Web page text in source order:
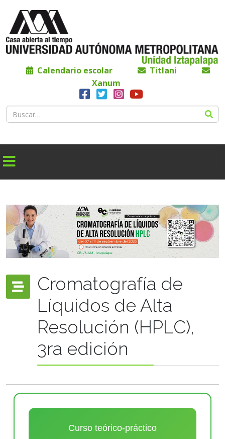
Calendario escolar
Titlani
Xanum
Cromatografía de
Líquidos de Alta
Resolución (HPLC),
3ra edición
Curso teórico-práctico